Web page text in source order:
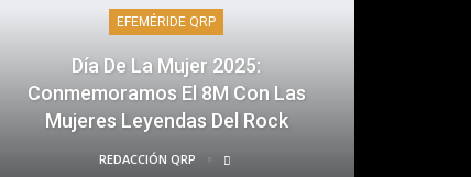
EFEMÉRIDE QRP
Día De La Mujer 2025:
Conmemoramos El 8M Con Las
Mujeres Leyendas Del Rock
REDACCIÓN QRP